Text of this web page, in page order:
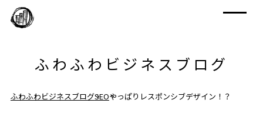
ふわふわビジネスブログ
ふわふわビジネスブログSEOやっぱりレスポンシブデザイン！？